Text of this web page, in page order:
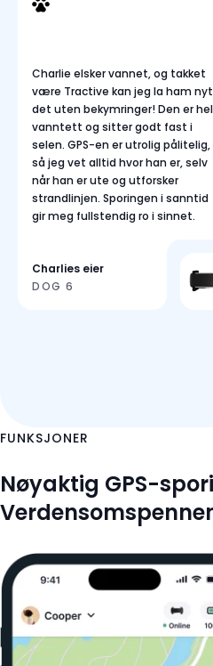
Charlie elsker vannet, og takket
være Tractive kan jeg la ham
det uten bekymringer! Den er
vanntett og sitter godt fast i
selen. GPS-en er utrolig pålitelig,
så jeg vet alltid hvor han er, selv
når han er ute og utforsker
strandlinjen. Sporingen i sanntid
gir meg fullstendig ro i sinnet.
Charlies eier
DOG 6
FUNKSJONER
Nøyaktig GPS-